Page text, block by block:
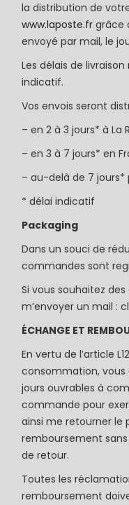
la distribution de
www.laposte.fr grâce
envoyé par mail, le
Les délais de
indicatif.
Vos envois seront
– en 2 à 3 jours* à La
– en 3 à 7 jours* en
– au-delà de 7 jours*
* délai indicatif
Packaging
Dans un souci de
commandes sont
Si vous souhaitez
m’envoyer un mail :
ÉCHANGE ET
En vertu de l’article
consommation, vous
jours ouvrables à
commande pour
ainsi me retourner le
remboursement
de retour.
Toutes les
remboursement